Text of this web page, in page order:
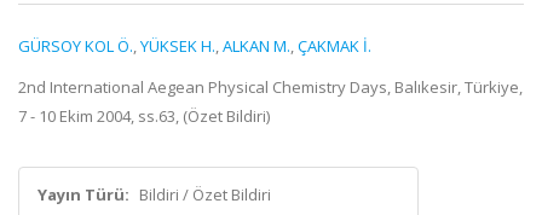
GÜRSOY KOL Ö.,YÜKSEK H.,ALKAN M.,ÇAKMAK İ.
2nd International Aegean Physical Chemistry Days, Balıkesir, Türkiye,
7 - 10 Ekim 2004, ss.63, (Özet Bildiri)
Yayın Türü: Bildiri / Özet Bildiri